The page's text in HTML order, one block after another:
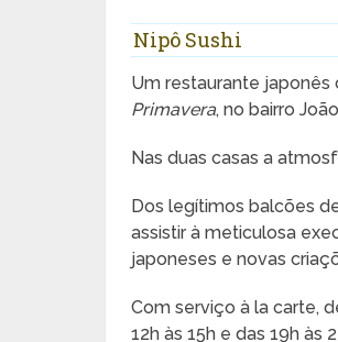
Nipô Sushi
Um restaurante japonês
Primavera, no bairro
Nas duas casas a
Dos legítimos balcões
assistir à meticulosa
japoneses e novas
Com serviço à la carte,
12h às 15h e das 19h às